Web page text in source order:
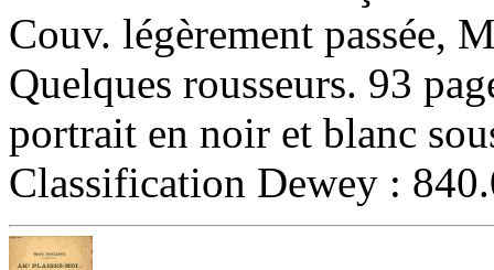
Couv. légèrement passée,
Quelques rousseurs. 93
portrait en noir et blanc
Classification Dewey :